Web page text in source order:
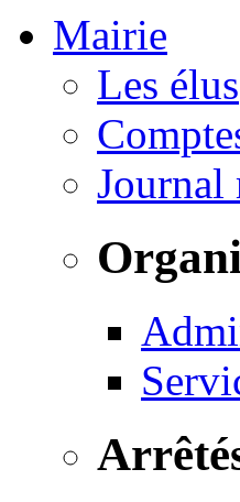
Mairie
Les élus
Journal